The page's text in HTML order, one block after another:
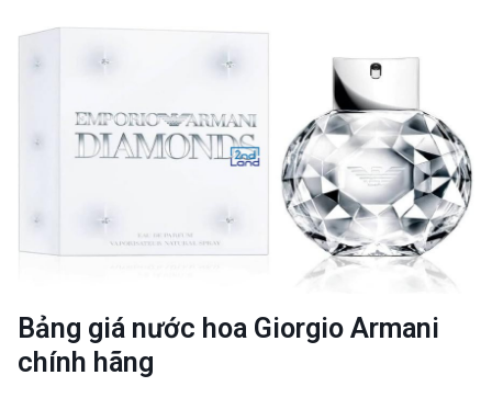
Bảng giá nước hoa Giorgio Armani
chính hãng